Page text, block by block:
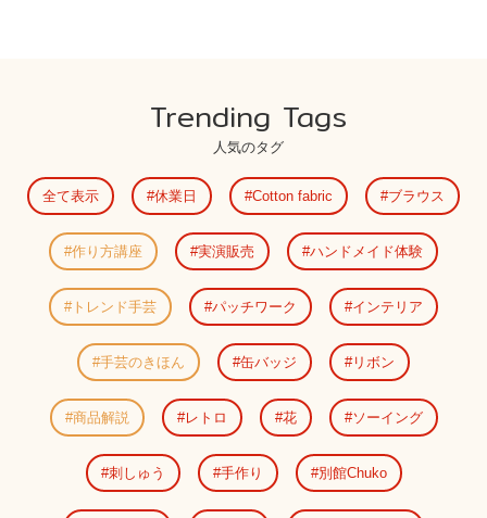
Trending Tags
人気のタグ
全て表示 休業日 Cotton fabric ブラウス
作り方講座 実演販売 ハンドメイド体験
トレンド手芸 パッチワーク インテリア
手芸のきほん 缶バッジ リボン
商品解説 レトロ 花 ソーイング
刺しゅう 手作り 別館Chuko